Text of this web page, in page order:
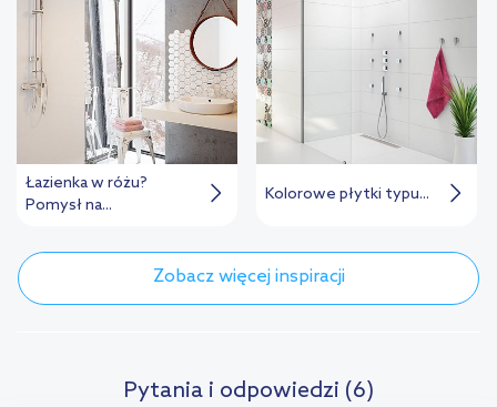
Łazienka w różu?
Pomysł na...
Kolorowe płytki typu...
Zobacz więcej inspiracji
Pytania i odpowiedzi (6)